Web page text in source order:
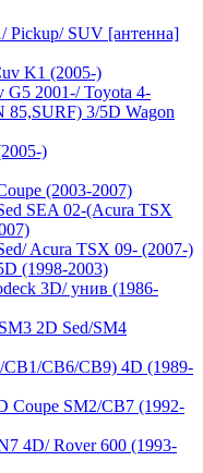
Pickup/ SUV [антенна]
K1 (2005-)
G5 2001-/ Toyota 4-
3/5D Wagon
)
(2003-2007)
SEA 02-(Acura TSX
Acura TSX 09- (2007-)
(1998-2003)
3D/ унив (1986-
2D Sed/SM4
CB6/CB9) 4D (1989-
Coupe SM2/CB7 (1992-
4D/ Rover 600 (1993-